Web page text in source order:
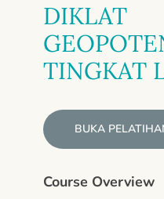
DIKLAT
TINGKAT
BUKA
Course Overview